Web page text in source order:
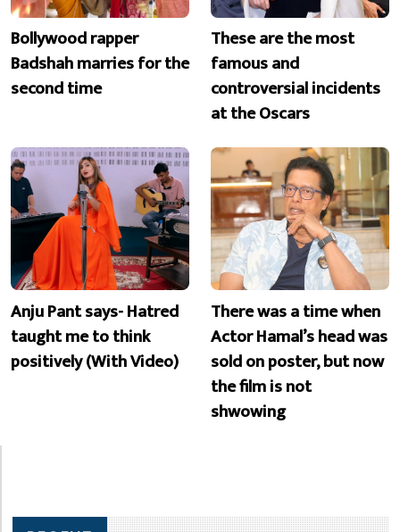
Bollywood rapper
Badshah marries for the
second time
These are the most
famous and
controversial incidents
at the Oscars
Anju Pant says- Hatred
taught me to think
positively (With Video)
There was a time when
Actor Hamal’s head was
sold on poster, but now
the film is not
shwowing